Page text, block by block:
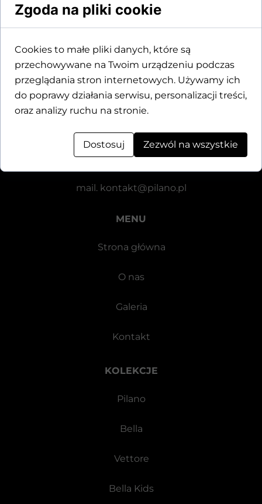
KOLEKCJE
Pilano
Bella
Vettore
Bella Kids
MENU
Strona główna
O nas
Galeria
Kontakt
Dane kontaktowe
Motylewska 24
tel.+48 571 521 126
mail. kontakt@pilano.pl
Zgoda na pliki cookie
Cookies to małe pliki danych, które są
przechowywane na Twoim urządzeniu podczas
przeglądania stron internetowych. Używamy ich
do poprawy działania serwisu, personalizacji treści,
oraz analizy ruchu na stronie.
Dostosuj Zezwól na wszystkie